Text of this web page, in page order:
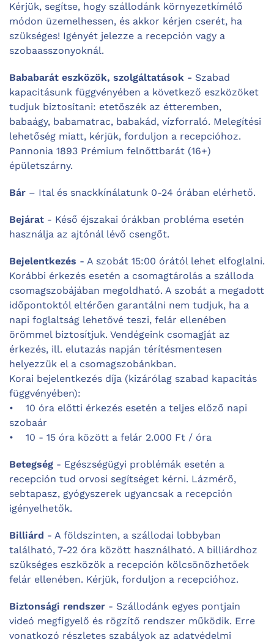
Kérjük, segítse, hogy szállodánk környezetkímélő
módon üzemelhessen, és akkor kérjen cserét, ha
szükséges! Igényét jelezze a recepción vagy a
szobaasszonyoknál.
Bababarát eszközök, szolgáltatások - Szabad
kapacitásunk függvényében a következő eszközöket
tudjuk biztosítani: etetőszék az étteremben,
babaágy, babamatrac, babakád, vízforraló. Melegítési
lehetőség miatt, kérjük, forduljon a recepcióhoz.
Pannonia 1893 Prémium felnőttbarát (16+)
épületszárny.
Bár – Ital és snackkínálatunk 0-24 órában elérhető.
Bejárat - Késő éjszakai órákban probléma esetén
használja az ajtónál lévő csengőt.
Bejelentkezés - A szobát 15:00 órától lehet elfoglalni.
Korábbi érkezés esetén a csomagtárolás a szálloda
csomagszobájában megoldható. A szobát a megadott
időpontoktól eltérően garantálni nem tudjuk, ha a
napi foglaltság lehetővé teszi, felár ellenében
örömmel biztosítjuk. Vendégeink csomagját az
érkezés, ill. elutazás napján térítésmentesen
helyezzük el a csomagszobánkban.
Korai bejelentkezés díja (kizárólag szabad kapacitás
függvényében):
• 10 óra előtti érkezés esetén a teljes előző napi
szobaár
• 10 - 15 óra között a felár 2.000 Ft / óra
Betegség - Egészségügyi problémák esetén a
recepción tud orvosi segítséget kérni. Lázmérő,
sebtapasz, gyógyszerek ugyancsak a recepción
igényelhetők.
Billiárd - A földszinten, a szállodai lobbyban
található, 7-22 óra között használható. A billiárdhoz
szükséges eszközök a recepción kölcsönözhetőek
felár ellenében. Kérjük, forduljon a recepcióhoz.
Biztonsági rendszer - Szállodánk egyes pontjain
videó megfigyelő és rögzítő rendszer működik. Erre
vonatkozó részletes szabályok az adatvédelmi